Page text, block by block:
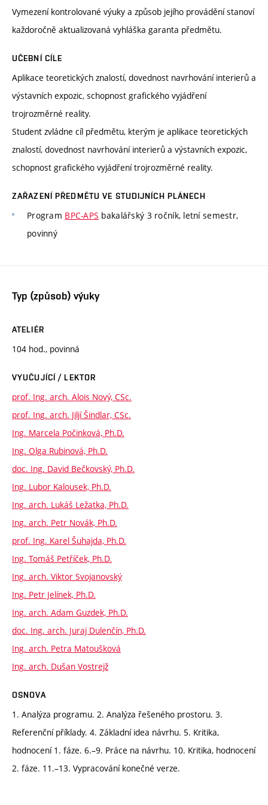
Vymezení kontrolované výuky a způsob jejího provádění stanoví
každoročně aktualizovaná vyhláška garanta předmětu.
UČEBNÍ CÍLE
Aplikace teoretických znalostí, dovednost navrhování interierů a
výstavních expozic, schopnost grafického vyjádření
trojrozměrné reality.
Student zvládne cíl předmětu, kterým je aplikace teoretických
znalostí, dovednost navrhování interierů a výstavních expozic,
schopnost grafického vyjádření trojrozměrné reality.
ZAŘAZENÍ PŘEDMĚTU VE STUDIJNÍCH PLÁNECH
Program BPC-APS bakalářský 3 ročník, letní semestr,
povinný
Typ (způsob) výuky
ATELIÉR
104 hod., povinná
VYUČUJÍCÍ / LEKTOR
prof. Ing. arch. Alois Nový, CSc.
prof. Ing. arch. Jiljí Šindlar, CSc.
Ing. Marcela Počinková, Ph.D.
Ing. Olga Rubinová, Ph.D.
doc. Ing. David Bečkovský, Ph.D.
Ing. Lubor Kalousek, Ph.D.
Ing. arch. Lukáš Ležatka, Ph.D.
Ing. arch. Petr Novák, Ph.D.
prof. Ing. Karel Šuhajda, Ph.D.
Ing. Tomáš Petříček, Ph.D.
Ing. arch. Viktor Svojanovský
Ing. Petr Jelínek, Ph.D.
Ing. arch. Adam Guzdek, Ph.D.
doc. Ing. arch. Juraj Dulenčín, Ph.D.
Ing. arch. Petra Matoušková
Ing. arch. Dušan Vostrejž
OSNOVA
1. Analýza programu. 2. Analýza řešeného prostoru. 3.
Referenční příklady. 4. Základní idea návrhu. 5. Kritika,
hodnocení 1. fáze. 6.–9. Práce na návrhu. 10. Kritika, hodnocení
2. fáze. 11.–13. Vypracování konečné verze.